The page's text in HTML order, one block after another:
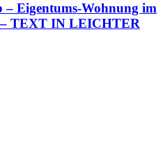
– Eigentums-Wohnung im
– TEXT IN LEICHTER